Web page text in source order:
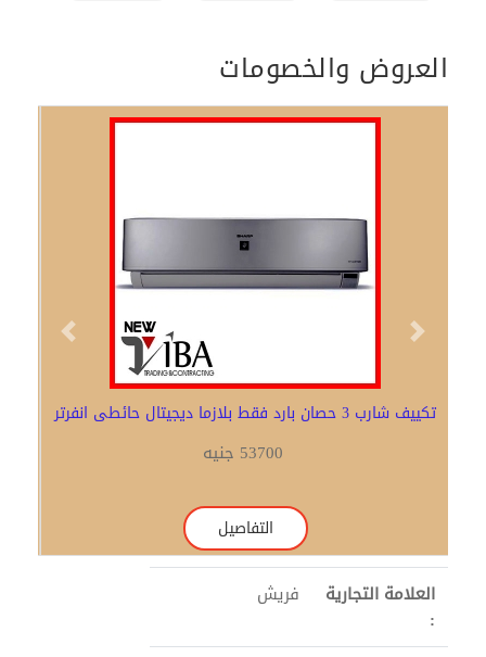
العروض والخصومات
تكييف شارب 3 حصان بارد فقط بلازما ديجيتال حائطى انفرتر
53700 جنيه
التفاصيل
Previous Next
العلامة التجارية
:
فريش